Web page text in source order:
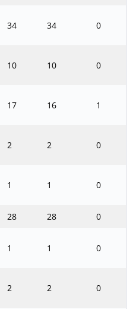
34 34 0
10 10 0
17 16 1
2 2 0
1 1 0
28 28 0
1 1 0
2 2 0